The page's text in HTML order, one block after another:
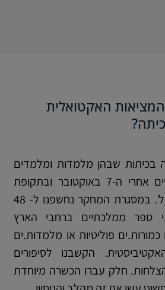
האקטואלית
בכיתות שבהן מלמדות ומלמדים
מורים ומורות פוליטיים אחרי ה-7 באוקטובר ובתקופת
מלחמת ‘חרבות ברזל’. במסגרת המחקר נחשפנו ל- 48
ספר ממלכתיים ברחבי הארץ
פוליטיות או מלמדות.ים
הקשבנו לסיפורים
חלק עברו הכשרה מיוחדת